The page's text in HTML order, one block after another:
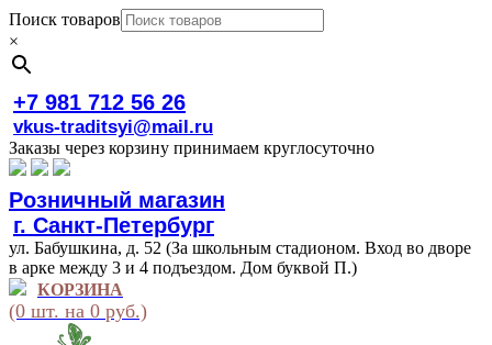
Поиск товаров
×
+7 981 712 56 26
vkus-traditsyi@mail.ru
Заказы через корзину принимаем круглосуточно
Розничный магазин
г. Санкт-Петербург
ул. Бабушкина, д. 52 (За школьным стадионом. Вход во дворе
в арке между 3 и 4 подъездом. Дом буквой П.)
КОРЗИНА
(0 шт. на 0 руб.)